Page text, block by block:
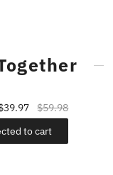
$59.98
to cart